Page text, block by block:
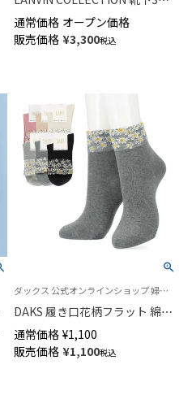
セット 箱入りギフト リブ編み
クルー丈 ビジネス カジュアル
ソックス メンズ【365日最短翌
通常価格 オープン価格
販売価格 ¥3,300税込
ダックス 公式オンラインショップ 婦人 靴下
DAKS 履き口花柄フラット 綿混
足底滑り止め付き 日本製 クル
ー丈 ソックス レディース
03367365
通常価格 ¥1,100
販売価格 ¥1,100税込